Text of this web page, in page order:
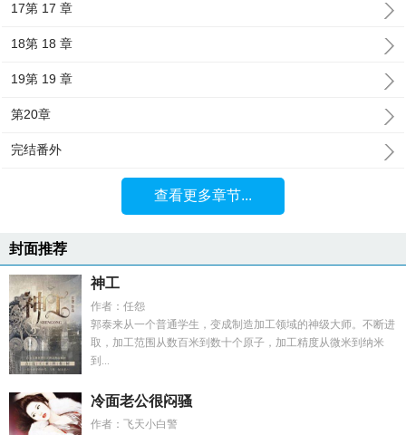
17第 17 章
18第 18 章
19第 19 章
第20章
完结番外
查看更多章节...
封面推荐
神工
作者：任怨
郭泰来从一个普通学生，变成制造加工领域的神级大师。不断进
取，加工范围从数百米到数十个原子，加工精度从微米到纳米
到...
冷面老公很闷骚
作者：飞天小白警